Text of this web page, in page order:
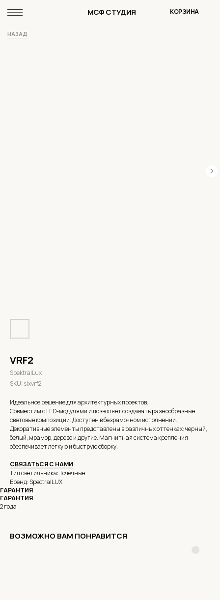
МСФ СТУДИЯ КОРЗИНА
НАЗАД
VRF2
SpektralLux
SKU: slxvrf2
Идеальное решение для архитектурных проектов.
Совместим с LED-модулями и позволяет создавать разнообразные
световые композиции. Доступен в безрамочном исполнении.
Декоративные элементы представлены в различных оттенках: черный,
белый, мрамор, дерево и другие. Магнитная система крепления
обеспечивает легкую и быструю сборку.
СВЯЗАТЬСЯ С НАМИ
Тип светильника: Точечные
Бренд: SpectralLUX
ГАРАНТИЯ
ГАРАНТИЯ
2 года
ВОЗМОЖНО ВАМ ПОНРАВИТСЯ